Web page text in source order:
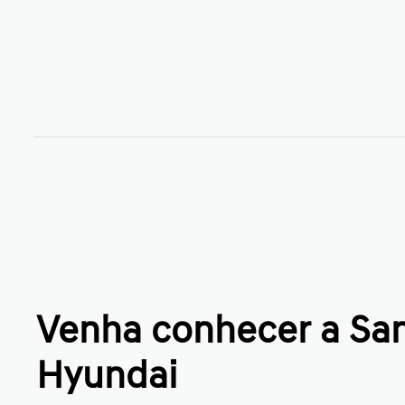
Venha conhecer a
Hyundai